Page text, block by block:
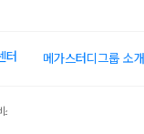
터 메가스터디그룹 소개
스 가입사실 확인